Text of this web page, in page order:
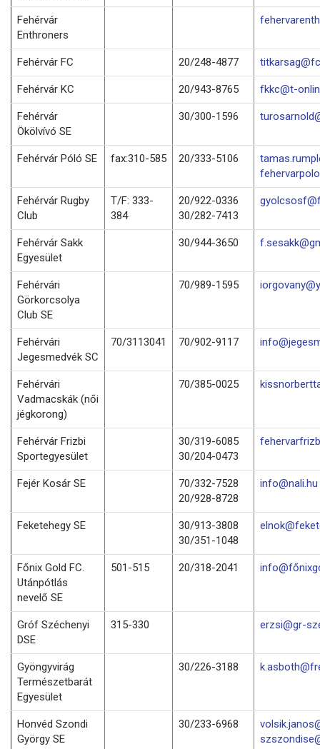
Fehérvár
Enthroners
Fehérvár FC 20/248-4877
Fehérvár KC 20/943-8765 fkkc@t-
Fehérvár
Ökölvívó SE
30/300-1596
Fehérvár Póló SE fax:310-585 20/333-5106
Fehérvár Rugby
Club
T/F: 333-
384
20/922-0336
30/282-7413
Fehérvár Sakk
Egyesület
30/944-3650
Fehérvári
Görkorcsolya
Club SE
70/989-1595
Fehérvári
Jegesmedvék SC
70/3113041 70/902-9117
Fehérvári
Vadmacskák (női
jégkorong)
70/385-0025
Fehérvár Frizbi
Sportegyesület
30/319-6085
30/204-0473
Fejér Kosár SE
70/332-7528
20/928-8728
info@nali.hu
Feketehegy SE
30/913-3808
30/351-1048
Főnix Gold FC.
Utánpótlás
nevelő SE
501-515 20/318-2041
Gróf Széchenyi
DSE
315-330 erzsi@gr-
Gyöngyvirág
Természetbarát
Egyesület
30/226-3188
Honvéd Szondi
György SE
30/233-6968